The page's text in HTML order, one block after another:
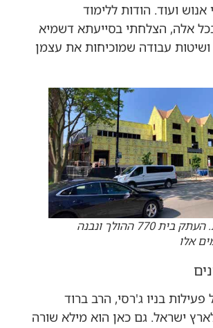
אנוש ועוד. הודות ללימוד
אלה, הצלחתי בסייעתא דשמיא
עבודה שמוכיחות את עצמן
תל תלפיות. העתק בית 770 ההולך ונבנה
אלו
בניו ג'רסי, הרב ברוד
ישראל. גם כאן הוא מילא שורה